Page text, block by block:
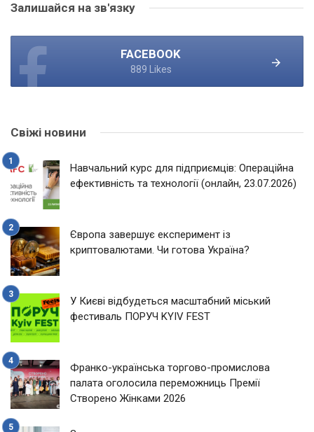
Залишайся на зв'язку
FACEBOOK
889 Likes
Свіжі новини
Навчальний курс для підприємців: Операційна
ефективність та технології (онлайн, 23.07.2026)
Європа завершує експеримент із
криптовалютами. Чи готова Україна?
У Києві відбудеться масштабний міський
фестиваль ПОРУЧ KYIV FEST
Франко-українська торгово-промислова
палата оголосила переможниць Премії
Створено Жінками 2026